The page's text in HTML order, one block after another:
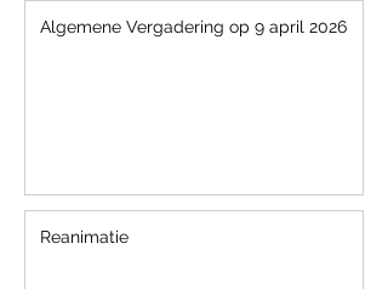
Algemene Vergadering op 9 april 2026
Reanimatie